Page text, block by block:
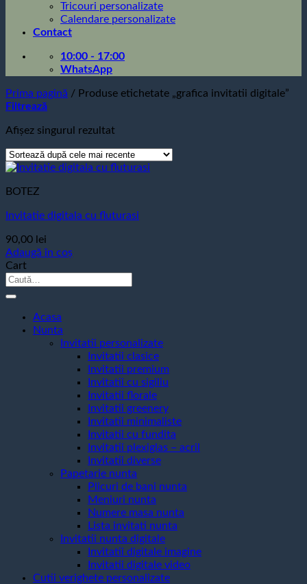
Tricouri personalizate
Calendare personalizate
Contact
10:00 - 17:00
WhatsApp
Prima pagină / Produse etichetate „grafica invitatii digitale”
Filtrează
Afișez singurul rezultat
BOTEZ
Invitatie digitala cu fluturasi
90,00 lei
Adaugă în coș
Cart
Caută
Acasa
Nunta
Invitatii personalizate
Invitatii clasice
Invitatii premium
Invitatii cu sigiliu
Invitatii florale
Invitatii greenery
Invitatii minimaliste
Invitatii cu fundita
Invitatii plexiglas – acril
Invitatii diverse
Papetarie nunta
Plicuri de bani nunta
Meniuri nunta
Numere masa nunta
Lista invitati nunta
Invitatii nunta digitale
Invitatii digitale imagine
Invitatii digitale video
Cutii verighete personalizate